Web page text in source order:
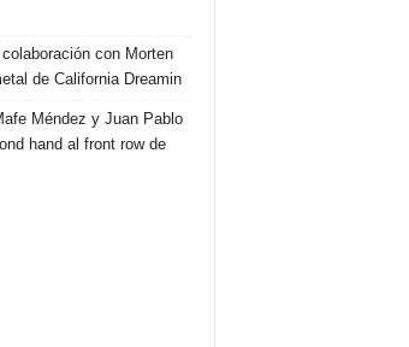
con Morten
de California Dreamin
Méndez y Juan Pablo
hand al front row de